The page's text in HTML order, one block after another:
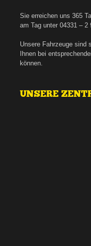
Sie erreichen uns 365
am Tag unter 04331 – 2
Unsere Fahrzeuge sind
Ihnen bei
können.
UNSERE